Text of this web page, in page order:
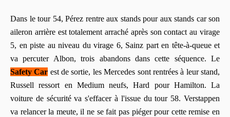
Dans le tour 54, Pérez rentre aux stands pour aux stands car son
aileron arrière est totalement arraché après son contact au virage
5, en piste au niveau du virage 6, Sainz part en tête-à-queue et
va percuter Albon, trois abandons dans cette séquence. Le
Safety Car est de sortie, les Mercedes sont rentrées à leur stand,
Russell ressort en Medium neufs, Hard pour Hamilton. La
voiture de sécurité va s'effacer à l'issue du tour 58. Verstappen
va relancer la meute, il ne se fait pas piéger pour cette remise en